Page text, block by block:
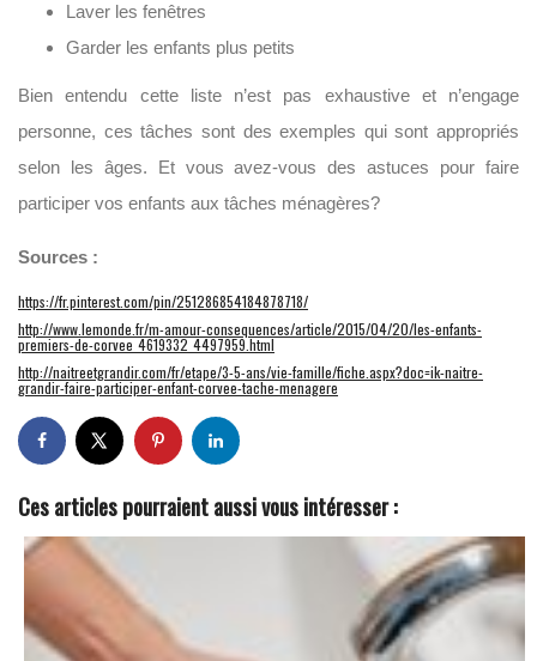
Laver les fenêtres
Garder les enfants plus petits
Bien entendu cette liste n’est pas exhaustive et n’engage
personne, ces tâches sont des exemples qui sont appropriés
selon les âges. Et vous avez-vous des astuces pour faire
participer vos enfants aux tâches ménagères?
Sources :
https://fr.pinterest.com/pin/251286854184878718/
http://www.lemonde.fr/m-amour-consequences/article/2015/04/20/les-enfants-
premiers-de-corvee_4619332_4497959.html
http://naitreetgrandir.com/fr/etape/3-5-ans/vie-famille/fiche.aspx?doc=ik-naitre-
grandir-faire-participer-enfant-corvee-tache-menagere
Ces articles pourraient aussi vous intéresser :